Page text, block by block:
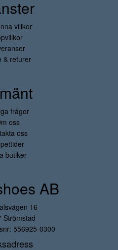
villkor
& returer
frågor
oss
oss
butiker
AB
16
Strömstad
556925-0300